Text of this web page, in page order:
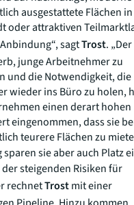
ausgestattete Flächen
oder attraktiven
sagtTrost. „Der
junge Arbeitnehmer zu
und die Notwendigkeit, die
wieder ins Büro zu holen,
einen derart hohen
eingenommen, dass sie
teurere Flächen zu
sparen sie aber auch Platz
steigenden Risiken für
rechnetTrostmit einer